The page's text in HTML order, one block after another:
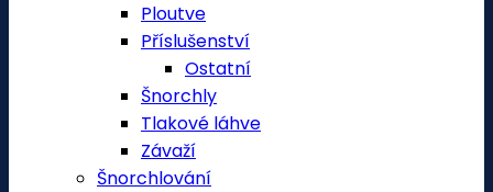
Ploutve
Příslušenství
Ostatní
Šnorchly
Tlakové láhve
Závaží
Šnorchlování